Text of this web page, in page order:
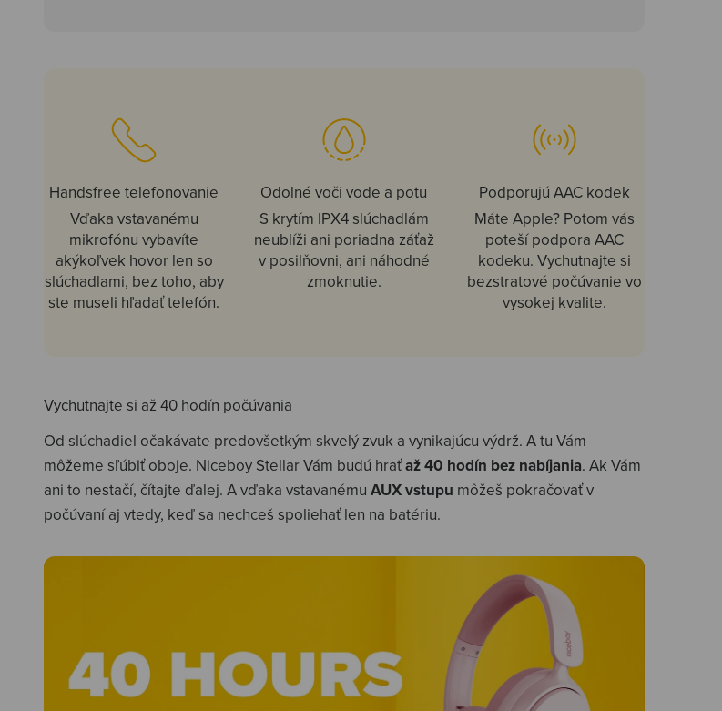
Handsfree telefonovanie
Vďaka vstavanému
mikrofónu vybavíte
akýkoľvek hovor len so
slúchadlami, bez toho, aby
ste museli hľadať telefón.
Odolné voči vode a potu
S krytím IPX4 slúchadlám
neublíži ani poriadna záťaž
v posilňovni, ani náhodné
zmoknutie.
Podporujú AAC kodek
Máte Apple? Potom vás
poteší podpora AAC
kodeku. Vychutnajte si
bezstratové počúvanie vo
vysokej kvalite.
Vychutnajte si až 40 hodín počúvania
Od slúchadiel očakávate predovšetkým skvelý zvuk a vynikajúcu výdrž. A tu Vám
môžeme sľúbiť oboje. Niceboy Stellar Vám budú hraťaž 40 hodín bez nabíjania. Ak Vám
ani to nestačí, čítajte ďalej. A vďaka vstavanému AUX vstupu môžeš pokračovať v
počúvaní aj vtedy, keď sa nechceš spoliehať len na batériu.